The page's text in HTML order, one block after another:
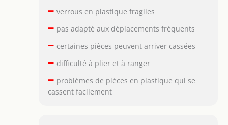
– verrous en plastique fragiles
– pas adapté aux déplacements fréquents
– certaines pièces peuvent arriver cassées
– difficulté à plier et à ranger
– problèmes de pièces en plastique qui se
cassent facilement